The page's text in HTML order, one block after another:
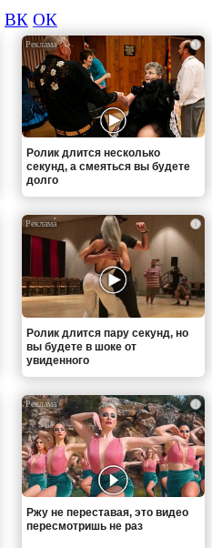
ВК ОК
i
Ролик длится несколько
секунд, а смеяться вы будете
долго
i
Ролик длится пару секунд, но
вы будете в шоке от
увиденного
i
Ржу не переставая, это видео
пересмотришь не раз